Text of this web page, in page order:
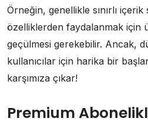
Örneğin, genellikle sınırlı
özelliklerden faydalanmak için
geçülmesi gerekebilir. Ancak,
kullanıcılar için harika bir
karşımıza çıkar!
Premium